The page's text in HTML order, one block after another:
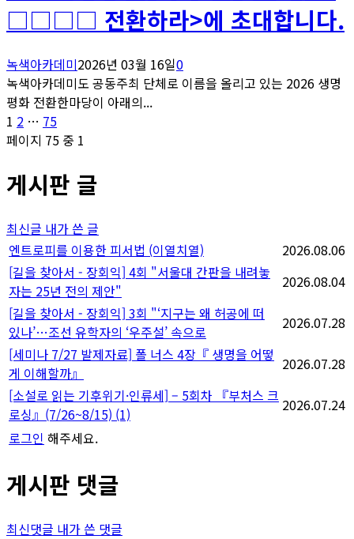
□□□□ 전환하라>에 초대합니다.
녹색아카데미2026년 03월 16일0
녹색아카데미도 공동주최 단체로 이름을 올리고 있는 2026 생명
평화 전환한마당이 아래의...
글
페
이
지
매
김
페
이
1 페
이
2 … 페
이
75
페이지 75 중 1
게시판 글
최신글 내가 쓴 글
엔트로피를 이용한 피서법 (이열치열)
2026.08.06
[길을 찾아서 - 장회익] 4회 "서울대 간판을 내려놓
자는 25년 전의 제안"
2026.08.04
[길을 찾아서 - 장회익] 3회 "‘지구는 왜 허공에 떠
있나’…조선 유학자의 ‘우주설’ 속으로
2026.07.28
[세미나 7/27 발제자료] 폴 너스 4장『 생명을 어떻
게 이해할까』
2026.07.28
[소설로 읽는 기후위기·인류세] – 5회차 『부처스 크
로싱』(7/26~8/15) (1)
2026.07.24
로그인 해주세요.
게시판 댓글
최신댓글 내가 쓴 댓글